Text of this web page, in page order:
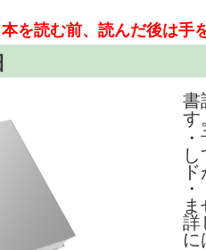
本を読む前、読んだ後は手
書
す
詳
に